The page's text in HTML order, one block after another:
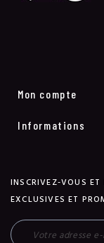
Mon compte
Informations
INSCRIVEZ-VOUS ET
EXCLUSIVES ET